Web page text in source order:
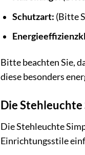
Schutzart: (Bitte
Bitte beachten Sie,
diese besonders
Die
Die Stehleuchte
Einrichtungsstile